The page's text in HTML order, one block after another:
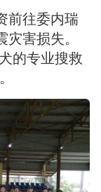
前往委内瑞
害损失。
的专业搜救